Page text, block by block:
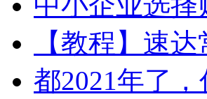
【教程】速
都2021年了